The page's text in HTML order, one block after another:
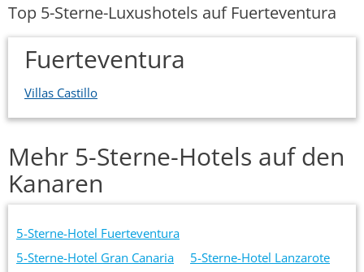
Top 5-Sterne-Luxushotels auf Fuerteventura
Fuerteventura
Villas Castillo
Mehr 5-Sterne-Hotels auf den
Kanaren
5-Sterne-Hotel Fuerteventura
5-Sterne-Hotel Gran Canaria
5-Sterne-Hotel Lanzarote